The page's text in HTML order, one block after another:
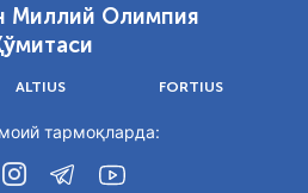
Миллий Олимпия
ALTIUS FORTIUS
тармоқларда: